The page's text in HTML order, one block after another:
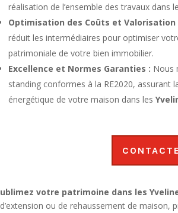
réalisation de l’ensemble des travaux dans le
Optimisation des Coûts et Valorisation
réduit les intermédiaires pour optimiser
patrimoniale de votre bien immobilier.
Excellence et Normes Garanties : Nous
standing conformes à la RE2020, assurant
énergétique de votre maison dans les
ublimez votre patrimoine dans les
d’extension ou de rehaussement de maison,